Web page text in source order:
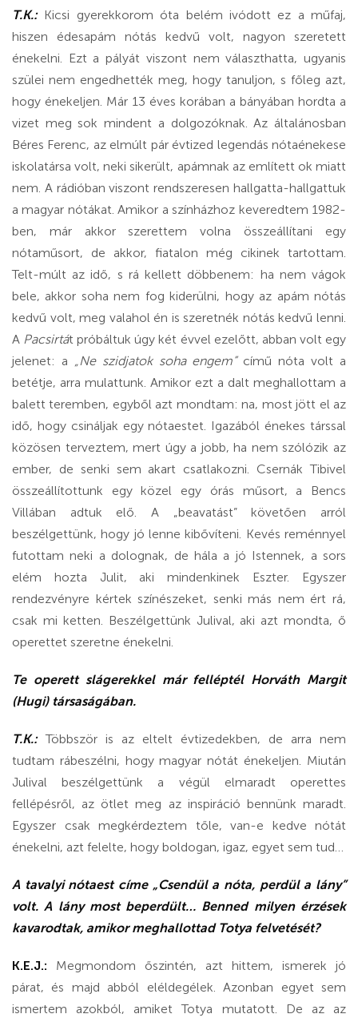
T.K.: Kicsi gyerekkorom óta belém ivódott ez a műfaj,
hiszen édesapám nótás kedvű volt, nagyon szeretett
énekelni. Ezt a pályát viszont nem választhatta, ugyanis
szülei nem engedhették meg, hogy tanuljon, s főleg azt,
hogy énekeljen. Már 13 éves korában a bányában hordta a
vizet meg sok mindent a dolgozóknak. Az általánosban
Béres Ferenc, az elmúlt pár évtized legendás nótaénekese
iskolatársa volt, neki sikerült, apámnak az említett ok miatt
nem. A rádióban viszont rendszeresen hallgatta-hallgattuk
a magyar nótákat. Amikor a színházhoz keveredtem 1982-
ben, már akkor szerettem volna összeállítani egy
nótaműsort, de akkor, fiatalon még cikinek tartottam.
Telt-múlt az idő, s rá kellett döbbenem: ha nem vágok
bele, akkor soha nem fog kiderülni, hogy az apám nótás
kedvű volt, meg valahol én is szeretnék nótás kedvű lenni.
A Pacsirtát próbáltuk úgy két évvel ezelőtt, abban volt egy
jelenet: a „Ne szidjatok soha engem”című nóta volt a
betétje, arra mulattunk. Amikor ezt a dalt meghallottam a
balett teremben, egyből azt mondtam: na, most jött el az
idő, hogy csináljak egy nótaestet. Igazából énekes társsal
közösen terveztem, mert úgy a jobb, ha nem szólózik az
ember, de senki sem akart csatlakozni. Csernák Tibivel
összeállítottunk egy közel egy órás műsort, a Bencs
Villában adtuk elő. A „beavatást” követően arról
beszélgettünk, hogy jó lenne kibővíteni. Kevés reménnyel
futottam neki a dolognak, de hála a jó Istennek, a sors
elém hozta Julit, aki mindenkinek Eszter. Egyszer
rendezvényre kértek színészeket, senki más nem ért rá,
csak mi ketten. Beszélgettünk Julival, aki azt mondta, ő
operettet szeretne énekelni.
Te operett slágerekkel már felléptél Horváth Margit
(Hugi) társaságában.
T.K.:Többször is az eltelt évtizedekben, de arra nem
tudtam rábeszélni, hogy magyar nótát énekeljen. Miután
Julival beszélgettünk a végül elmaradt operettes
fellépésről, az ötlet meg az inspiráció bennünk maradt.
Egyszer csak megkérdeztem tőle, van-e kedve nótát
énekelni, azt felelte, hogy boldogan, igaz, egyet sem tud…
A tavalyi nótaest címe „Csendül a nóta, perdül a lány”
volt. A lány most beperdült… Benned milyen érzések
kavarodtak, amikor meghallottad Totya felvetését?
K.E.J.:
Megmondom őszintén, azt hittem, ismerek jó
párat, és majd abból eléldegélek. Azonban egyet sem
ismertem azokból, amiket Totya mutatott. De az az